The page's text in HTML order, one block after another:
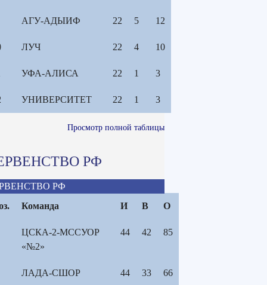
АГУ-АДЫИФ 22 5 12
ЛУЧ 22 4 10
УФА-АЛИСА 22 1 3
УНИВЕРСИТЕТ 22 1 3
Просмотр полной таблицы
РФ
РФ
Команда И В О
ЦСКА-2-МССУОР
«№2»
44 42 85
ЛАДА-СШОР 44 33 66